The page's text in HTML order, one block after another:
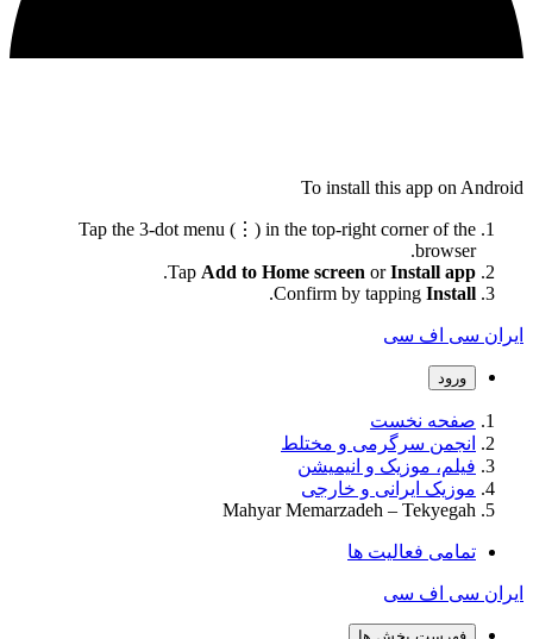
To install this app on Android
Tap the 3-dot menu (⋮) in the top-right corner of the
browser.
Tap Add to Home screen orInstall app
.
Confirm by tapping Install
.
ایران سی اف سی
ورود
صفحه نخست
انجمن سرگرمی و مختلط
فیلم، موزیک و انیمیشن
موزیک ایرانی و خارجی
Mahyar Memarzadeh – Tekyegah
تمامی فعالیت ها
ایران سی اف سی